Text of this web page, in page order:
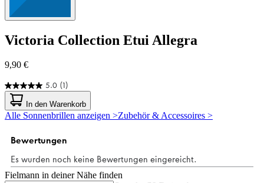
Victoria Collection Etui Allegra
9,90 €
5.0 (1)
5.0
von
5
Sternen.
Bewertung
In den Warenkorb
Alle Sonnenbrillen anzeigen >Zubehör & Accessoires >
Fielmann in deiner Nähe finden